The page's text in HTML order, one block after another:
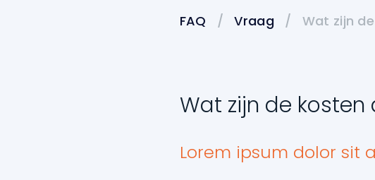
FAQ / Vraag / Wat zijn
Wat zijn de kosten
Lorem ipsum dolor sit